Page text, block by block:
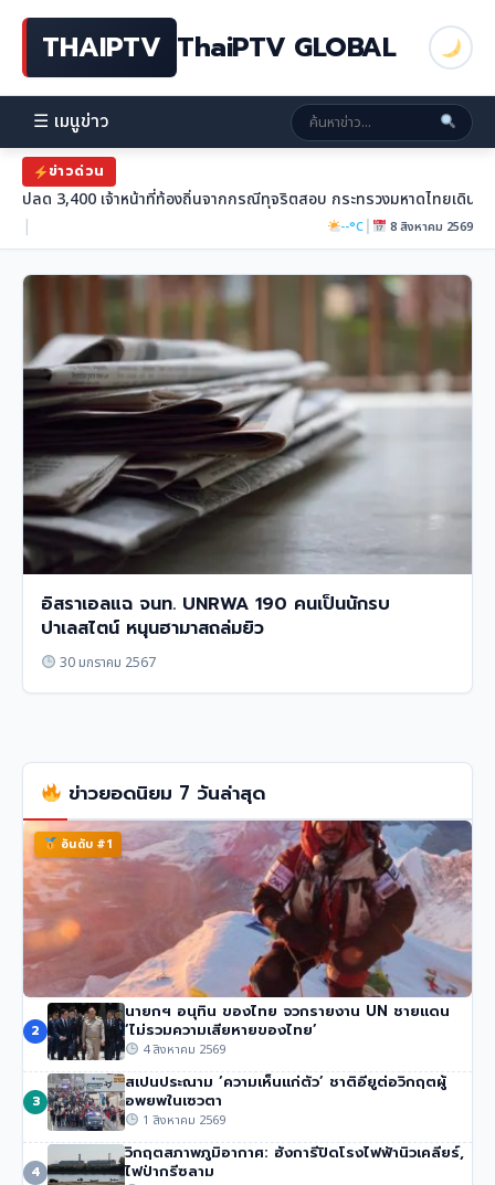
THAIPTV ThaiPTV GLOBAL
☰ เมนูข่าว
ข่าวด่วน
ปลด 3,400 เจ้าหน้าที่ท้องถิ่นจากกรณีทุจริตสอบ กระทรวงมหาดไทยเดินห
|
--°C| 8 สิงหาคม 2569
อิสราเอลแฉ จนท. UNRWA 190 คนเป็นนักรบ
ปาเลสไตน์ หนุนฮามาสถล่มยิว
30 มกราคม 2567
ข่าวยอดนิยม 7 วันล่าสุด
อันดับ #1
นักปีนเขาชื่อดัง นิมมัล ปูร์จา เสียชีวิตในหิมะถล่มปากีสถาน
53 วิว• 1 สิงหาคม 2569
2
นายกฯ อนุทิน ของไทย จวกรายงาน UN ชายแดน
‘ไม่รวมความเสียหายของไทย’
4 สิงหาคม 2569
3
สเปนประณาม ‘ความเห็นแก่ตัว’ ชาติอียูต่อวิกฤตผู้
อพยพในเซวตา
1 สิงหาคม 2569
4
วิกฤตสภาพภูมิอากาศ: ฮังการีปิดโรงไฟฟ้านิวเคลียร์,
ไฟป่ากรีซลาม